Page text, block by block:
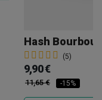
Hash
(5)
9,90 €
11,65 € -15%